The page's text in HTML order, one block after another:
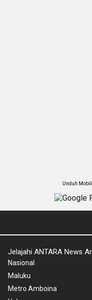
Unduh
Jelajahi ANTARA News
Nasional
Maluku
Metro Amboina